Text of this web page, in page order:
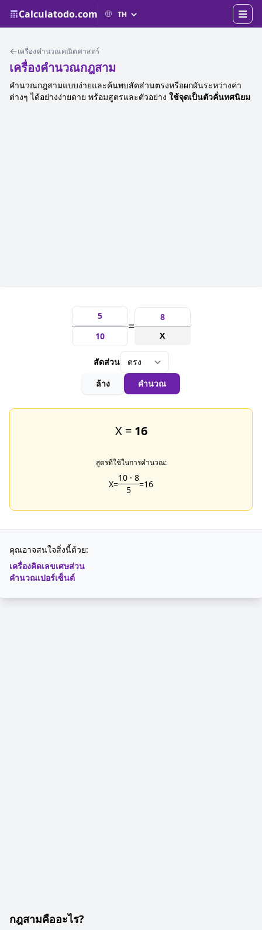
Calculatodo.com
เครื่องคำนวณคณิตศาสตร์
เครื่องคำนวณกฎสาม
คำนวณกฎสามแบบง่ายและค้นพบสัดส่วนตรงหรือผกผันระหว่างค่า
ต่างๆ ได้อย่างง่ายดาย พร้อมสูตรและตัวอย่าง ใช้จุดเป็นตัวคั่นทศนิยม
=
X
สัดส่วน
ล้าง
คำนวณ
X = 16
สูตรที่ใช้ในการคำนวณ:
X=
10 · 8
5
=16
คุณอาจสนใจสิ่งนี้ด้วย:
เครื่องคิดเลขเศษส่วน
คำนวณเปอร์เซ็นต์
กฎสามคืออะไร?